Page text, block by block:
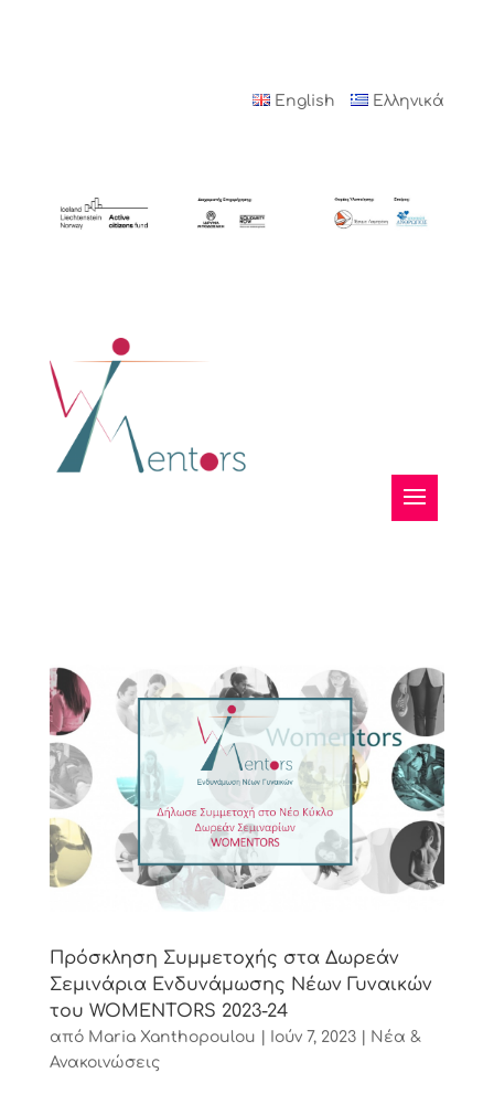
English Ελληνικά
Πρόσκληση Συμμετοχής στα Δωρεάν
Σεμινάρια Ενδυνάμωσης Νέων Γυναικών
του WOMENTORS 2023-24
από Maria Xanthopoulou Ιούν 7, 2023|
Νέα &
Ανακοινώσεις